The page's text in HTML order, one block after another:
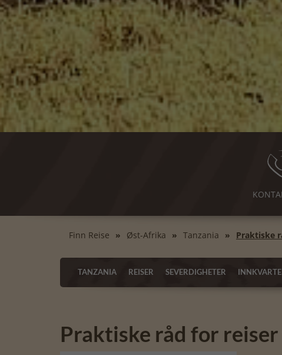
Finn Reise Øst-Afrika Tanzania Praktiske
TANZANIA REISER SEVERDIGHETER
Praktiske råd for